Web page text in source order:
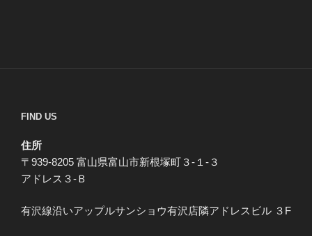
FIND US
住所
〒939-8205 富山県富山市新根塚町３-１-３
アドレス３-Ｂ
有沢線沿いアップルサンショウ有沢店隣アドレスビル ３F